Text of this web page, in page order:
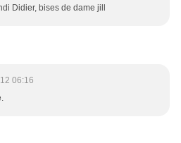
Didier, bises de dame jill
06:16